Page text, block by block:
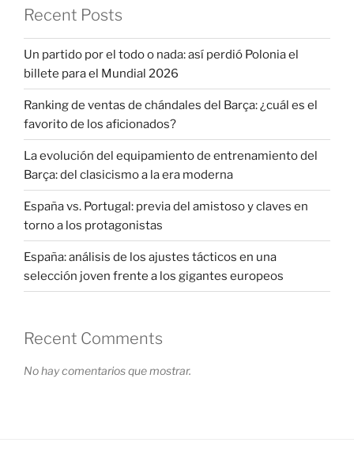
Recent Posts
Un partido por el todo o nada: así perdió Polonia el
billete para el Mundial 2026
Ranking de ventas de chándales del Barça: ¿cuál es el
favorito de los aficionados?
La evolución del equipamiento de entrenamiento del
Barça: del clasicismo a la era moderna
España vs. Portugal: previa del amistoso y claves en
torno a los protagonistas
España: análisis de los ajustes tácticos en una
selección joven frente a los gigantes europeos
Recent Comments
No hay comentarios que mostrar.